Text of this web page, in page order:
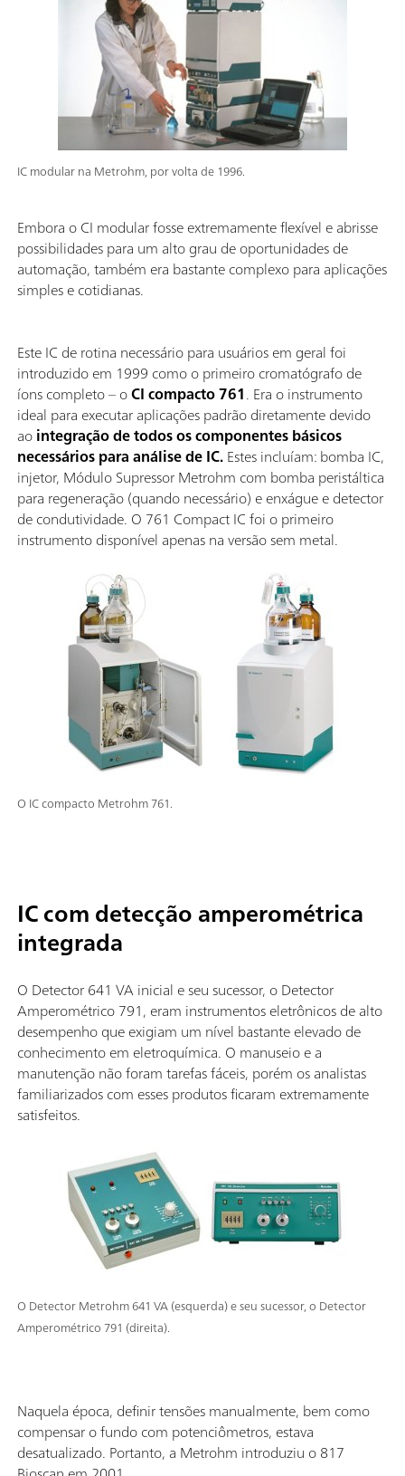
IC modular na Metrohm, por volta de 1996.
Embora o CI modular fosse extremamente flexível e abrisse
possibilidades para um alto grau de oportunidades de
automação, também era bastante complexo para aplicações
simples e cotidianas.
O IC compacto Metrohm 761.
Este IC de rotina necessário para usuários em geral foi
introduzido em 1999 como o primeiro cromatógrafo de
íons completo – oCI compacto 761. Era o instrumento
ideal para executar aplicações padrão diretamente devido
aointegração de todos os componentes básicos
necessários para análise de IC.Estes incluíam: bomba IC,
injetor, Módulo Supressor Metrohm com bomba peristáltica
para regeneração (quando necessário) e enxágue e detector
de condutividade. O 761 Compact IC foi o primeiro
instrumento disponível apenas na versão sem metal.
O Detector Metrohm 641 VA (esquerda) e seu sucessor, o Detector
Amperométrico 791 (direita).
IC com detecção amperométrica
integrada
O Detector 641 VA inicial e seu sucessor, o Detector
Amperométrico 791, eram instrumentos eletrônicos de alto
desempenho que exigiam um nível bastante elevado de
conhecimento em eletroquímica. O manuseio e a
manutenção não foram tarefas fáceis, porém os analistas
familiarizados com esses produtos ficaram extremamente
satisfeitos.
Naquela época, definir tensões manualmente, bem como
compensar o fundo com potenciômetros, estava
desatualizado. Portanto, a Metrohm introduziu o 817